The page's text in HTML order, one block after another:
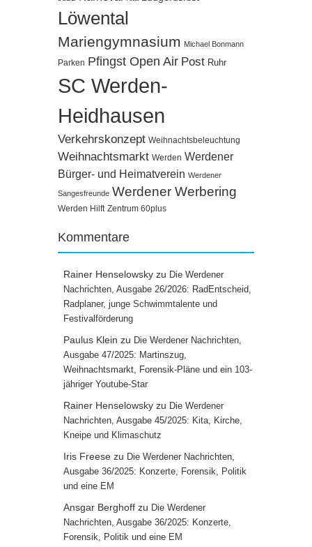
Löwental
Mariengymnasium Michael Bonmann
Parken Pfingst Open Air Post Ruhr
SC Werden-
Heidhausen
Verkehrskonzept Weihnachtsbeleuchtung
Weihnachtsmarkt Werden Werdener
Bürger- und Heimatverein Werdener
Sangesfreunde Werdener Werbering
Werden Hilft Zentrum 60plus
Kommentare
Rainer Henselowsky zu Die Werdener
Nachrichten, Ausgabe 26/2026: RadEntscheid,
Radplaner, junge Schwimmtalente und
Festivalförderung
Paulus Klein zu Die Werdener Nachrichten,
Ausgabe 47/2025: Martinszug,
Weihnachtsmarkt, Forensik-Pläne und ein 103-
jähriger Youtube-Star
Rainer Henselowsky zu Die Werdener
Nachrichten, Ausgabe 45/2025: Kita, Kirche,
Kneipe und Klimaschutz
Iris Freese zu Die Werdener Nachrichten,
Ausgabe 36/2025: Konzerte, Forensik, Politik
und eine EM
Ansgar Berghoff zu Die Werdener
Nachrichten, Ausgabe 36/2025: Konzerte,
Forensik, Politik und eine EM